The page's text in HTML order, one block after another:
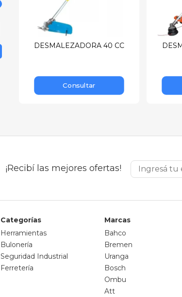
DESMALEZADORA 40 CC
Consultar
¡Recibí las mejores ofertas!
Categorías
Herramientas
Bulonería
Seguridad Industrial
Ferretería
Marcas
Bahco
Bremen
Uranga
Bosch
Ombu
Att